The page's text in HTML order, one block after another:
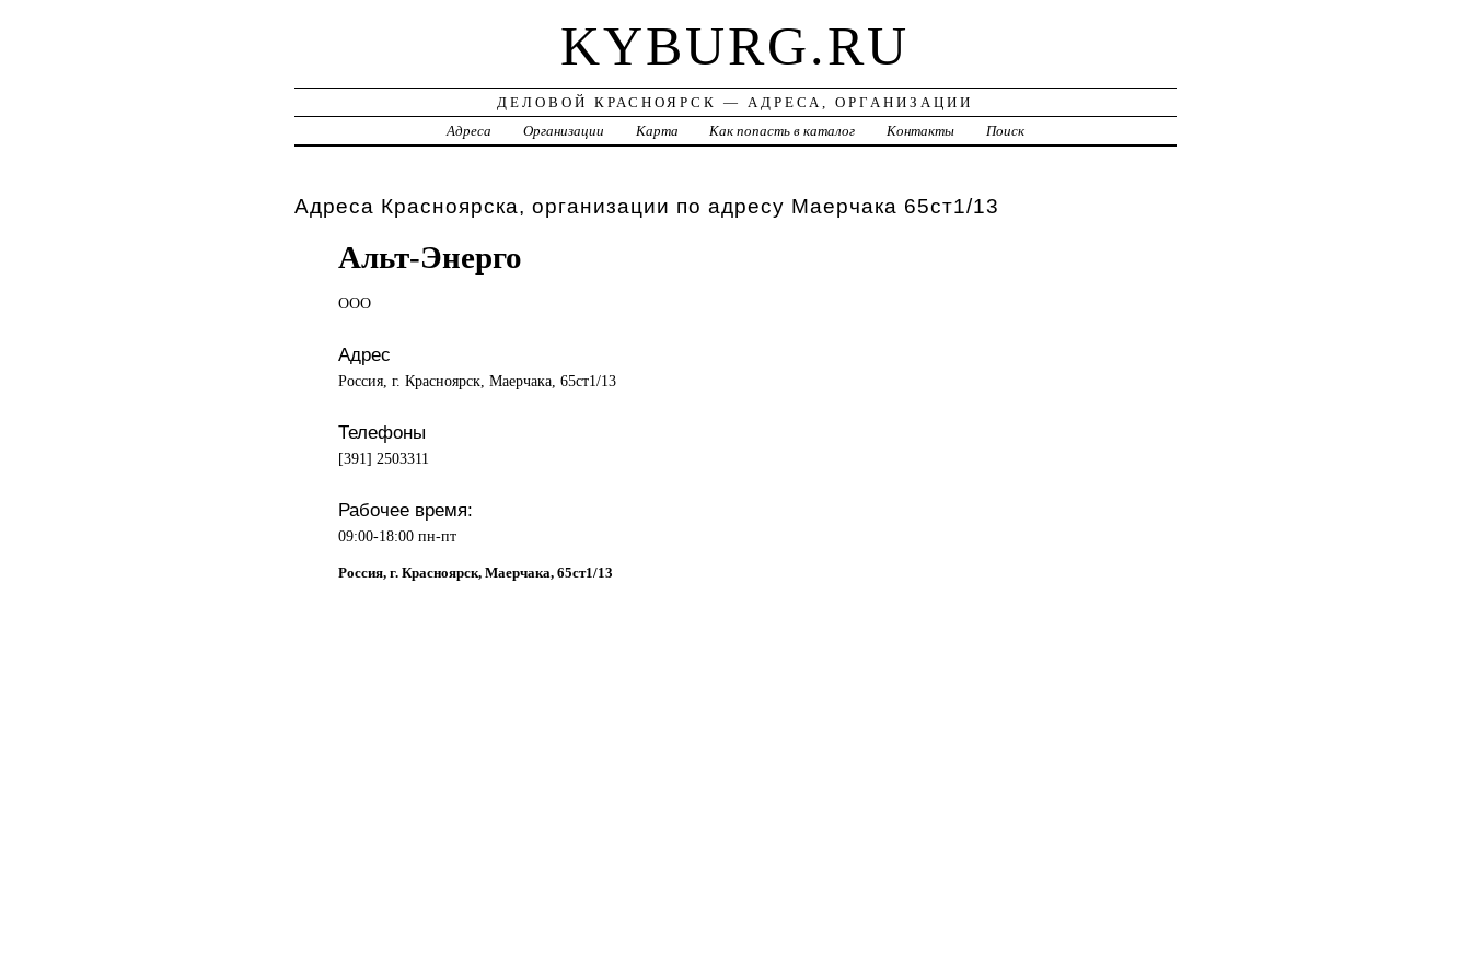
KYBURG.RU
ДЕЛОВОЙ КРАСНОЯРСК — АДРЕСА, ОРГАНИЗАЦИИ
Адреса
Организации Карта Как попасть в каталог Контакты Поиск
Адреса Красноярска, организации по адресу Маерчака 65ст1/13
Альт-Энерго
ООО
Адрес
Россия, г. Красноярск, Маерчака, 65ст1/13
Телефоны
[391] 2503311
Рабочее время:
09:00-18:00 пн-пт
Россия, г. Красноярск, Маерчака, 65ст1/13